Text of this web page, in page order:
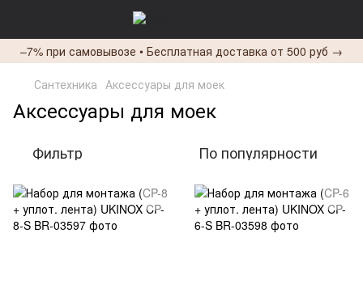
–7% при самовывозе • Бесплатная доставка от 500 руб →
Сантехника Аксессуары для моек
Аксессуары для моек
Фильтр По популярности